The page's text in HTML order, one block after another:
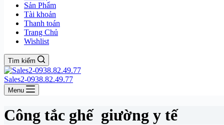
Sản Phẩm
Tài khoản
Thanh toán
Trang Chủ
Wishlist
Tìm kiếm
Sales2-0938.82.49.77
Menu
Công tắc ghế giường y tế